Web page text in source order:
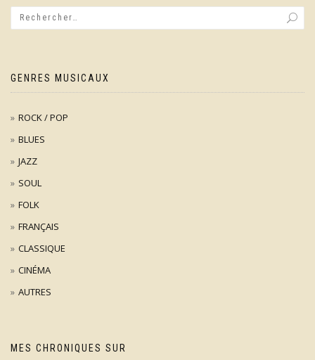
GENRES MUSICAUX
ROCK / POP
BLUES
JAZZ
SOUL
FOLK
FRANÇAIS
CLASSIQUE
CINÉMA
AUTRES
MES CHRONIQUES SUR